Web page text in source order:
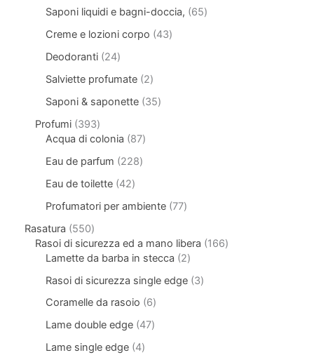
Saponi liquidi e bagni-doccia,
65
Creme e lozioni corpo
43
Deodoranti 24
Salviette profumate 2
Saponi & saponette 35
Profumi 393
Acqua di colonia
87
Eau de parfum
228
Eau de toilette 42
Profumatori per ambiente 77
Rasatura
550
Rasoi di sicurezza ed a mano libera
166
Lamette da barba in stecca
2
Rasoi di sicurezza single edge 3
Coramelle da rasoio
6
Lame double edge 47
Lame single edge 4